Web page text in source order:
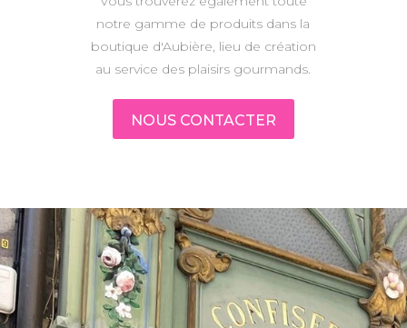
notre gamme de produits dans la
boutique d'Aubière, lieu de création
au service des plaisirs gourmands.
NOUS CONTACTER